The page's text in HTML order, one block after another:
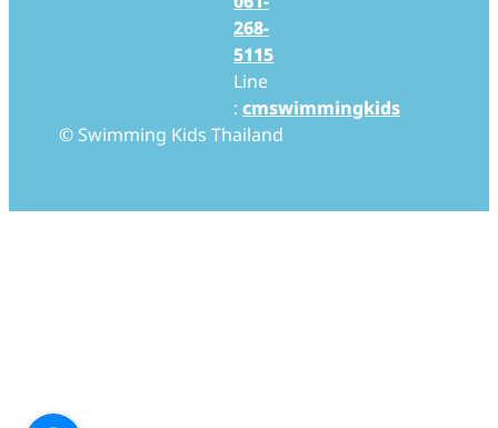
268-
5115
Line
:cmswimmingkids
© Swimming Kids Thailand